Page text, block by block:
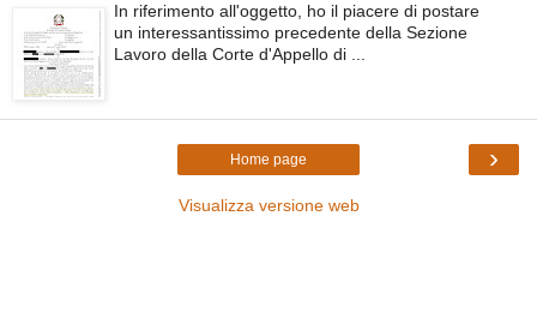
In riferimento all'oggetto, ho il piacere di postare
un interessantissimo precedente della Sezione
Lavoro della Corte d'Appello di ...
›
Home page
Visualizza versione web